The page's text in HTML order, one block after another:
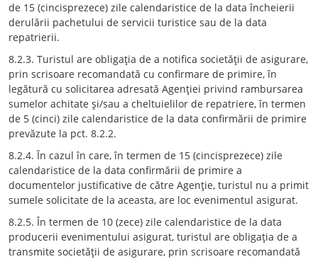
de 15 (cincisprezece) zile calendaristice de la data încheierii
derulării pachetului de servicii turistice sau de la data
repatrierii.
8.2.3. Turistul are obligaţia de a notifica societăţii de asigurare,
prin scrisoare recomandată cu confirmare de primire, în
legătură cu solicitarea adresată Agenţiei privind rambursarea
sumelor achitate şi/sau a cheltuielilor de repatriere, în termen
de 5 (cinci) zile calendaristice de la data confirmării de primire
prevăzute la pct. 8.2.2.
8.2.4. În cazul în care, în termen de 15 (cincisprezece) zile
calendaristice de la data confirmării de primire a
documentelor justificative de către Agenţie, turistul nu a primit
sumele solicitate de la aceasta, are loc evenimentul asigurat.
8.2.5. În termen de 10 (zece) zile calendaristice de la data
producerii evenimentului asigurat, turistul are obligaţia de a
transmite societăţii de asigurare, prin scrisoare recomandată